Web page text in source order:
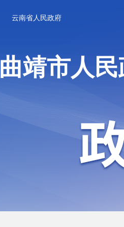
云南省人民政府
曲靖市人